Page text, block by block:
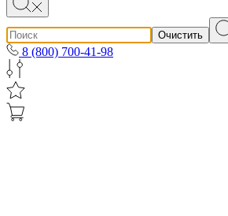
Очистить
8 (800) 700-41-98